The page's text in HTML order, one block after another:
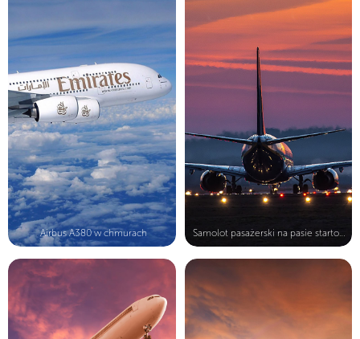
Airbus A380 w chmurach Samolot pasażerski na pasie startow...